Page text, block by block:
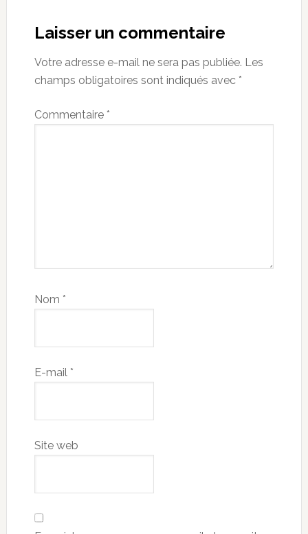
Interactions
Laisser un commentaire
Votre adresse e-mail ne sera pas publiée. Les
champs obligatoires sont indiqués avec *
Commentaire *
Nom *
E-mail *
Site web